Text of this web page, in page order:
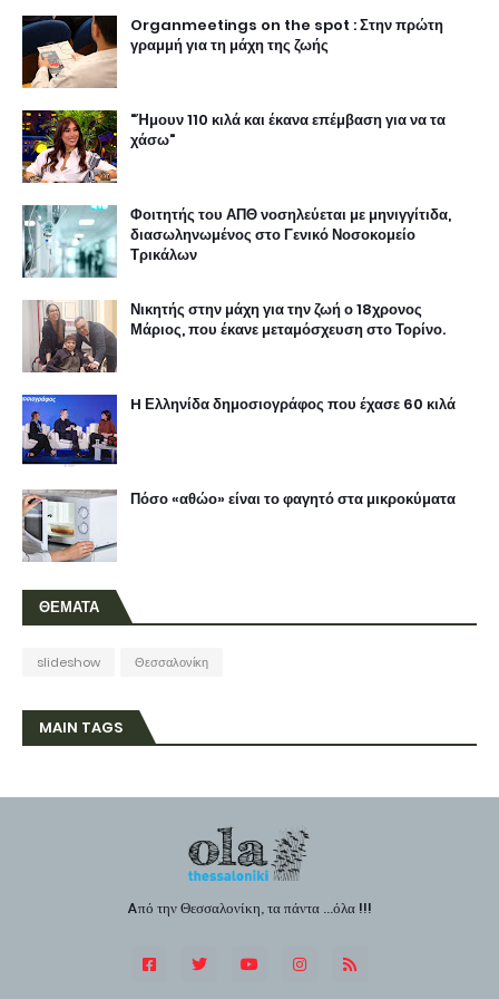
Organmeetings on the spot : Στην πρώτη
γραμμή για τη μάχη της ζωής
"Ήμουν 110 κιλά και έκανα επέμβαση για να τα
χάσω"
Φοιτητής του ΑΠΘ νοσηλεύεται με μηνιγγίτιδα,
διασωληνωμένος στο Γενικό Νοσοκομείο
Τρικάλων
Νικητής στην μάχη για την ζωή ο 18χρονος
Μάριος, που έκανε μεταμόσχευση στο Τορίνο.
H Ελληνίδα δημοσιογράφος που έχασε 60 κιλά
Πόσο «αθώο» είναι το φαγητό στα μικροκύματα
ΘΕΜΑΤΑ
slideshow Θεσσαλονίκη
MAIN TAGS
Aπό την Θεσσαλονίκη, τα πάντα ...όλα !!!